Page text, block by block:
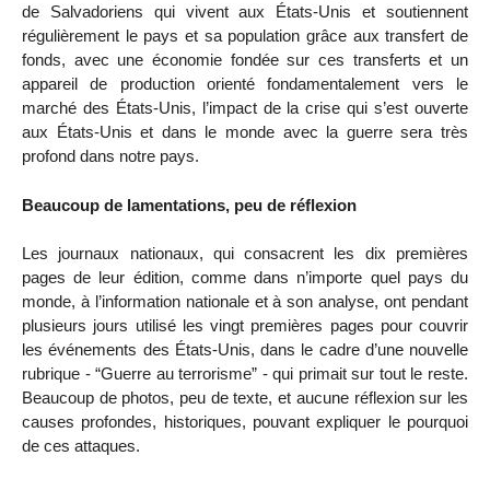
de Salvadoriens qui vivent aux États-Unis et soutiennent
régulièrement le pays et sa population grâce aux transfert de
fonds, avec une économie fondée sur ces transferts et un
appareil de production orienté fondamentalement vers le
marché des États-Unis, l’impact de la crise qui s’est ouverte
aux États-Unis et dans le monde avec la guerre sera très
profond dans notre pays.
Beaucoup de lamentations, peu de réflexion
Les journaux nationaux, qui consacrent les dix premières
pages de leur édition, comme dans n’importe quel pays du
monde, à l’information nationale et à son analyse, ont pendant
plusieurs jours utilisé les vingt premières pages pour couvrir
les événements des États-Unis, dans le cadre d’une nouvelle
rubrique - “Guerre au terrorisme” - qui primait sur tout le reste.
Beaucoup de photos, peu de texte, et aucune réflexion sur les
causes profondes, historiques, pouvant expliquer le pourquoi
de ces attaques.